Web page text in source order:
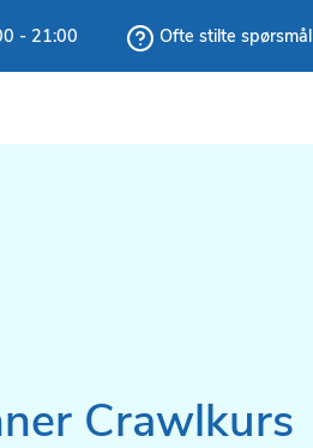
- 21:00 Ofte stilte spørsmål
Crawlkurs